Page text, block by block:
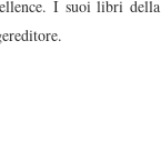
I suoi libri della